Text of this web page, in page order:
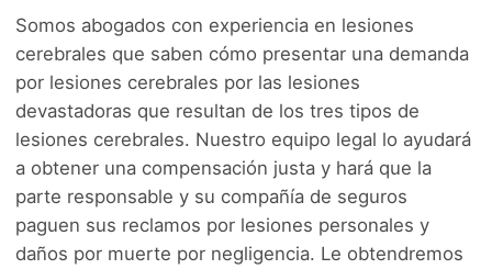
Somos abogados con experiencia en lesiones
cerebrales que saben cómo presentar una demanda
por lesiones cerebrales por las lesiones
devastadoras que resultan de los tres tipos de
lesiones cerebrales. Nuestro equipo legal lo ayudará
a obtener una compensación justa y hará que la
parte responsable y su compañía de seguros
paguen sus reclamos por lesiones personales y
daños por muerte por negligencia. Le obtendremos